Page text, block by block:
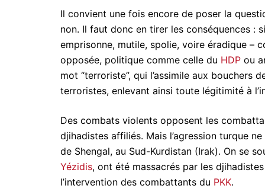
Il convient une fois encore de poser la
non. Il faut donc en tirer les conséquences :
emprisonne, mutile, spolie, voire éradique –
opposée, politique comme celle du HDP ou
mot “terroriste”, qui l’assimile aux bouchers
terroristes, enlevant ainsi toute légitimité à
Des combats violents opposent les
djihadistes affiliés. Mais l’agression turque
de Shengal, au Sud-Kurdistan (Irak). On se
Yézidis, ont été massacrés par les djihadistes
l’intervention des combattants du PKK.